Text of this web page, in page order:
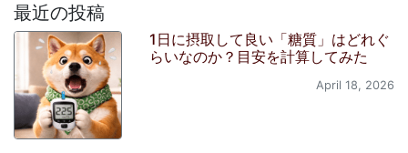
最近の投稿
1日に摂取して良い「糖質」はどれぐ
らいなのか？目安を計算してみた
April 18, 2026